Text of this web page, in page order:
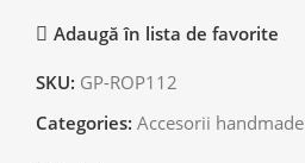
Adaugă în lista de favorite
SKU: GP-ROP112
Categories: Accesorii handmade